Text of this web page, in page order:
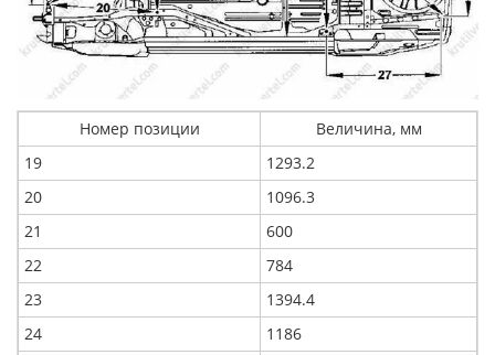
Номер позиции
Величина, мм
19
1293.2
20
1096.3
21
600
22
784
23
1394.4
24
1186